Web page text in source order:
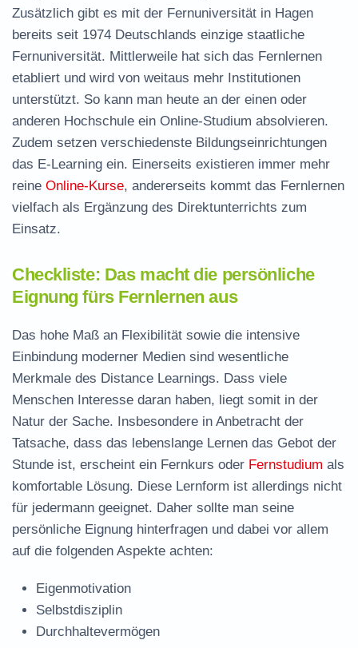
Zusätzlich gibt es mit der Fernuniversität in Hagen
bereits seit 1974 Deutschlands einzige staatliche
Fernuniversität. Mittlerweile hat sich das Fernlernen
etabliert und wird von weitaus mehr Institutionen
unterstützt. So kann man heute an der einen oder
anderen Hochschule ein Online-Studium absolvieren.
Zudem setzen verschiedenste Bildungseinrichtungen
das E-Learning ein. Einerseits existieren immer mehr
reine Online-Kurse, andererseits kommt das Fernlernen
vielfach als Ergänzung des Direktunterrichts zum
Einsatz.
Checkliste: Das macht die persönliche
Eignung fürs Fernlernen aus
Das hohe Maß an Flexibilität sowie die intensive
Einbindung moderner Medien sind wesentliche
Merkmale des Distance Learnings. Dass viele
Menschen Interesse daran haben, liegt somit in der
Natur der Sache. Insbesondere in Anbetracht der
Tatsache, dass das lebenslange Lernen das Gebot der
Stunde ist, erscheint ein Fernkurs oder Fernstudium als
komfortable Lösung. Diese Lernform ist allerdings nicht
für jedermann geeignet. Daher sollte man seine
persönliche Eignung hinterfragen und dabei vor allem
auf die folgenden Aspekte achten:
Eigenmotivation
Selbstdisziplin
Durchhaltevermögen